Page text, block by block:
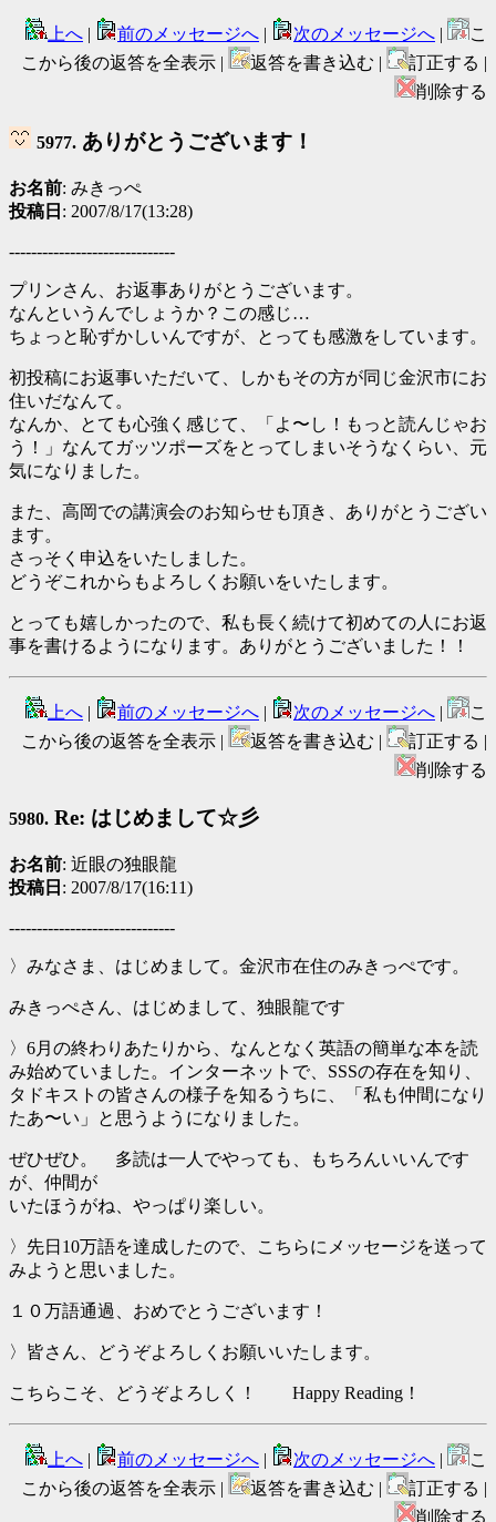
上へ | 前のメッセージへ | 次のメッセージへ |
こ
こから後の返答を全表示 |
返答を書き込む |
訂正する |
削除する
5977. ありがとうございます！
お名前: みきっぺ
投稿日 : 2007/8/17(13:28)
------------------------------
プリンさん、お返事ありがとうございます。
なんというんでしょうか？この感じ…
ちょっと恥ずかしいんですが、とっても感激をしています。
初投稿にお返事いただいて、しかもその方が同じ金沢市にお
住いだなんて。
なんか、とても心強く感じて、「よ〜し！もっと読んじゃお
う！」なんてガッツポーズをとってしまいそうなくらい、元
気になりました。
また、高岡での講演会のお知らせも頂き、ありがとうござい
ます。
さっそく申込をいたしました。
どうぞこれからもよろしくお願いをいたします。
とっても嬉しかったので、私も長く続けて初めての人にお返
事を書けるようになります。ありがとうございました！！
上へ | 前のメッセージへ | 次のメッセージへ |
こ
こから後の返答を全表示 |
返答を書き込む |
訂正する |
削除する
5980. Re: はじめまして☆彡
お名前: 近眼の独眼龍
投稿日 : 2007/8/17(16:11)
------------------------------
〉みなさま、はじめまして。金沢市在住のみきっぺです。
みきっぺさん、はじめまして、独眼龍です
〉6月の終わりあたりから、なんとなく英語の簡単な本を読
み始めていました。インターネットで、SSSの存在を知り、
タドキストの皆さんの様子を知るうちに、「私も仲間になり
たあ〜い」と思うようになりました。
ぜひぜひ。 多読は一人でやっても、もちろんいいんです
が、仲間が
いたほうがね、やっぱり楽しい。
〉先日10万語を達成したので、こちらにメッセージを送って
みようと思いました。
１０万語通過、おめでとうございます！
〉皆さん、どうぞよろしくお願いいたします。
こちらこそ、どうぞよろしく！ Happy Reading！
上へ | 前のメッセージへ | 次のメッセージへ |
こ
こから後の返答を全表示 |
返答を書き込む |
訂正する |
削除する